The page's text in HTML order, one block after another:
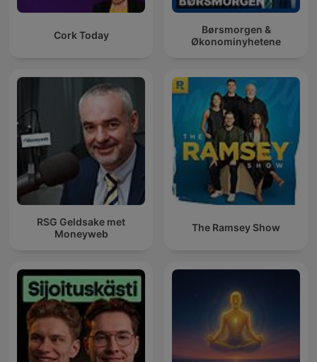
Cork Today
Børsmorgen &
Økonominyhetene
RSG Geldsake met
Moneyweb
The Ramsey Show